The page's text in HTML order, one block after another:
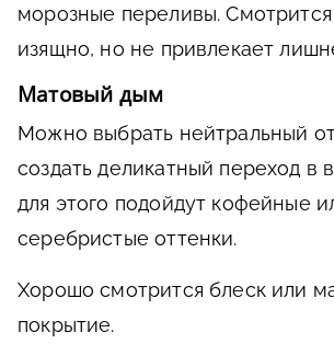
морозные переливы. Смотрится
изящно, но не привлекает
Матовый дым
Можно выбрать нейтральный
создать деликатный переход в
для этого подойдут кофейные
серебристые оттенки.
Хорошо смотрится блеск или
покрытие.